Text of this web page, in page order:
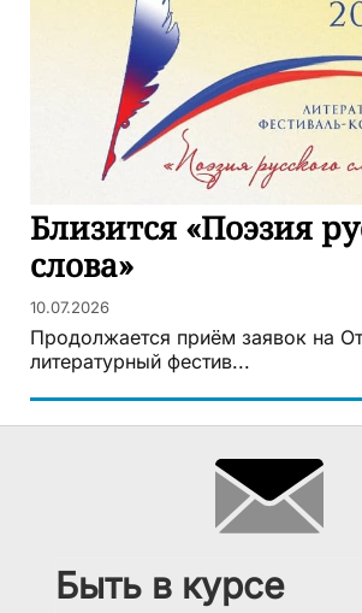
Близится «Поэзия
слова»
10.07.2026
Продолжается приём заявок на
литературный фестив...
Быть в курсе